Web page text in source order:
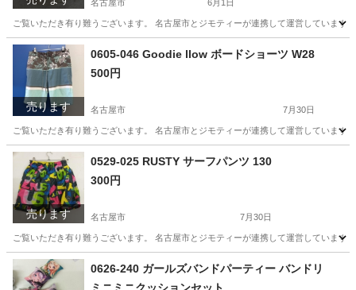
名古屋市 6月1日
ご覧いただき有り難うございます。 名古屋市とジモティーが連携して運営してい
愛知 名古屋市
売ります
0605-046 Goodie llow ボードショーツ W28
500円
名古屋市 7月30日
ご覧いただき有り難うございます。 名古屋市とジモティーが連携して運営してい
愛知 名古屋市 リユース
売ります
0529-025 RUSTY サーフパンツ 130
300円
名古屋市 7月30日
ご覧いただき有り難うございます。 名古屋市とジモティーが連携して運営してい
愛知 名古屋市 マリンスポーツ リユース
0626-240 ガールズバンドパーティー バンドリ